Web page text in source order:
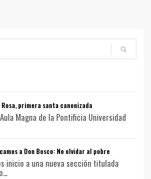
primera santa canonizada
Magna de la Pontificia Universidad
a Don Bosco: No olvidar al pobre
inicio a una nueva sección titulada